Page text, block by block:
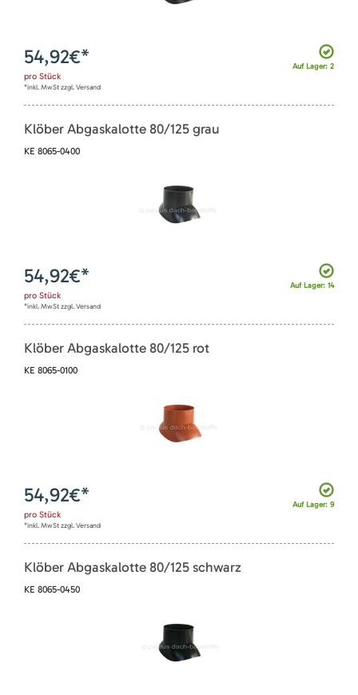
Auf Lager: 2
54,92€*
pro Stück
*inkl. MwSt zzgl. Versand
Klöber Abgaskalotte 80/125 grau
KE 8065-0400
Auf Lager: 14
54,92€*
pro Stück
*inkl. MwSt zzgl. Versand
Klöber Abgaskalotte 80/125 rot
KE 8065-0100
Auf Lager: 9
54,92€*
pro Stück
*inkl. MwSt zzgl. Versand
Klöber Abgaskalotte 80/125 schwarz
KE 8065-0450